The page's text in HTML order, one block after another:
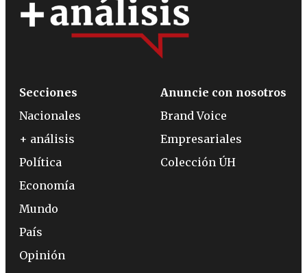
Secciones
Nacionales
+ análisis
Política
Economía
Mundo
País
Opinión
Anuncie con nosotros
Brand Voice
Empresariales
Colección ÚH